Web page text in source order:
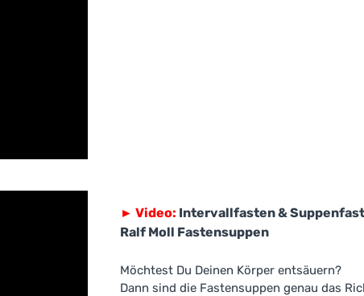
► Video: Intervallfasten &
Ralf Moll Fastensuppen
Möchtest Du Deinen Körper entsäuern?
Dann sind die Fastensuppen genau das